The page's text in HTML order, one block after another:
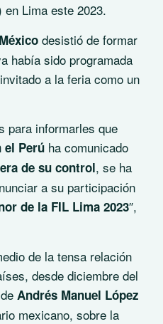
Lima este 2023.
México desistió de formar
había sido programada
a la feria como un
para informarles que
el Perú ha comunicado
de su control, se ha
a su participación
de la FIL Lima 2023″,
de la tensa relación
desde diciembre del
Andrés Manuel López
mexicano, sobre la